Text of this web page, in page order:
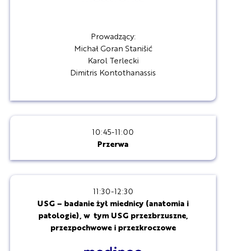
Prowadzący:
Michał Goran Stanišić
Karol Terlecki
Dimitris Kontothanassis
10:45-11:00
Przerwa
11:30-12:30
USG – badanie żył miednicy (anatomia i
patologie), w tym USG przezbrzuszne,
przezpochwowe i przezkroczowe